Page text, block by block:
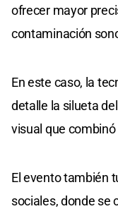
ofrecer mayor
contaminación
En este caso, la
detalle la silueta
visual que
El evento también
sociales, donde se